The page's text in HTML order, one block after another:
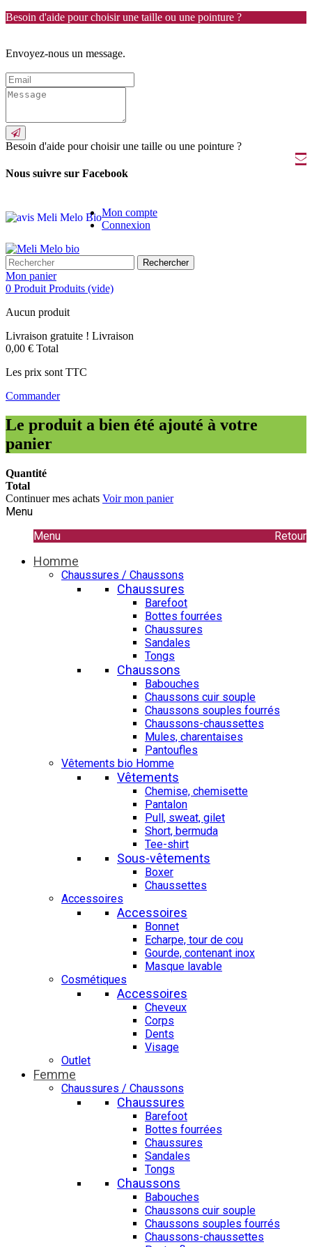
Besoin d'aide pour choisir une taille ou une pointure ?
Envoyez-nous un message.
Besoin d'aide pour choisir une taille ou une pointure ?
Nous suivre sur Facebook
Mon compte
Connexion
Rechercher
Mon panier
0 Produit Produits (vide)
Aucun produit
Livraison gratuite ! Livraison
0,00 € Total
Les prix sont TTC
Commander
Le produit a bien été ajouté à votre
panier
Quantité
Total
Continuer mes achats Voir mon panier
Menu
Menu
Retour
Homme
Chaussures / Chaussons
Chaussures
Barefoot
Bottes fourrées
Chaussures
Sandales
Tongs
Chaussons
Babouches
Chaussons cuir souple
Chaussons souples fourrés
Chaussons-chaussettes
Mules, charentaises
Pantoufles
Vêtements bio Homme
Vêtements
Chemise, chemisette
Pantalon
Pull, sweat, gilet
Short, bermuda
Tee-shirt
Sous-vêtements
Boxer
Chaussettes
Accessoires
Accessoires
Bonnet
Echarpe, tour de cou
Gourde, contenant inox
Masque lavable
Cosmétiques
Accessoires
Cheveux
Corps
Dents
Visage
Outlet
Femme
Chaussures / Chaussons
Chaussures
Barefoot
Bottes fourrées
Chaussures
Sandales
Tongs
Chaussons
Babouches
Chaussons cuir souple
Chaussons souples fourrés
Chaussons-chaussettes